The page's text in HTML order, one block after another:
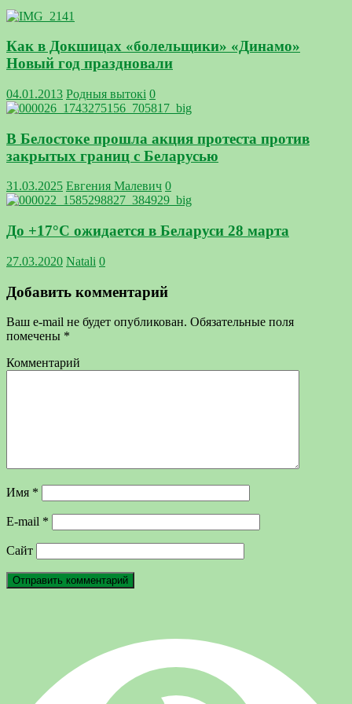
Как в Докшицах «болельщики» «Динамо»
Новый год праздновали
04.01.2013 Родныя вытокi 0
В Белостоке прошла акция протеста против
закрытых границ с Беларусью
31.03.2025 Евгения Малевич 0
До +17°С ожидается в Беларуси 28 марта
27.03.2020 Natali 0
Добавить комментарий
Ваш e-mail не будет опубликован. Обязательные поля
помечены *
Комментарий
Имя *
E-mail *
Сайт